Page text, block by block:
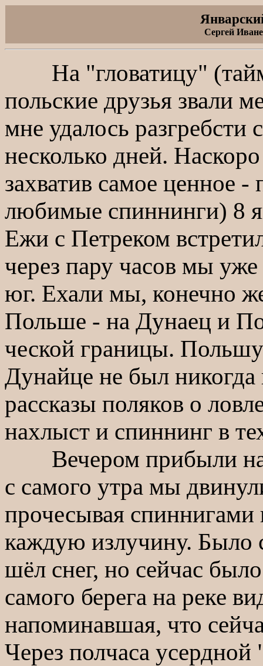
Январский
Сергей
На "гловатицу"
польские друзья звали
мне удалось разгребсти
несколько дней.
захватив самое ценное
любимые спиннинги) 8
Ежи с Петреком
через пару часов мы
юг. Ехали мы, конечно
Польше - на Дунаец и
ческой границы.
Дунайце не был
рассказы поляков о
нахлыст и спиннинг в
Вечером прибыли на
с самого утра мы
прочесывая
каждую излучину. Было
шёл снег, но сейчас
самого берега на реке
напоминавшая, что
Через полчаса